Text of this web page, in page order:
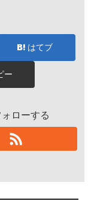
はてブ
ー
ローする